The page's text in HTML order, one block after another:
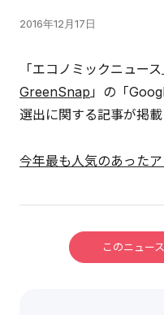
2016年12月17日
「エコノミックニュー
GreenSnap 」の「
選出に関する記事が掲載
今年最も人気のあった
このニュー